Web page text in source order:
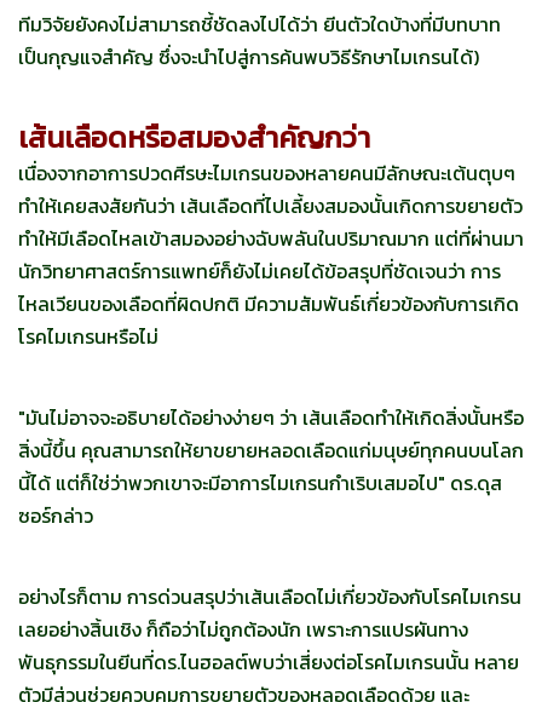
ทีมวิจัยยังคงไม่สามารถชี้ชัดลงไปได้ว่า ยีนตัวใดบ้างที่มีบทบาท
เป็นกุญแจสำคัญ ซึ่งจะนำไปสู่การค้นพบวิธีรักษาไมเกรนได้)
เส้นเลือดหรือสมองสำคัญกว่า
เนื่องจากอาการปวดศีรษะไมเกรนของหลายคนมีลักษณะเต้นตุบๆ
ทำให้เคยสงสัยกันว่า เส้นเลือดที่ไปเลี้ยงสมองนั้นเกิดการขยายตัว
ทำให้มีเลือดไหลเข้าสมองอย่างฉับพลันในปริมาณมาก แต่ที่ผ่านมา
นักวิทยาศาสตร์การแพทย์ก็ยังไม่เคยได้ข้อสรุปที่ชัดเจนว่า การ
ไหลเวียนของเลือดที่ผิดปกติ มีความสัมพันธ์เกี่ยวข้องกับการเกิด
โรคไมเกรนหรือไม่
"มันไม่อาจจะอธิบายได้อย่างง่ายๆ ว่า เส้นเลือดทำให้เกิดสิ่งนั้นหรือ
สิ่งนี้ขึ้น คุณสามารถให้ยาขยายหลอดเลือดแก่มนุษย์ทุกคนบนโลก
นี้ได้ แต่ก็ใช่ว่าพวกเขาจะมีอาการไมเกรนกำเริบเสมอไป" ดร.ดุส
ซอร์กล่าว
อย่างไรก็ตาม การด่วนสรุปว่าเส้นเลือดไม่เกี่ยวข้องกับโรคไมเกรน
เลยอย่างสิ้นเชิง ก็ถือว่าไม่ถูกต้องนัก เพราะการแปรผันทาง
พันธุกรรมในยีนที่ดร.ไนฮอลต์พบว่าเสี่ยงต่อโรคไมเกรนนั้น หลาย
ตัวมีส่วนช่วยควบคุมการขยายตัวของหลอดเลือดด้วย และ